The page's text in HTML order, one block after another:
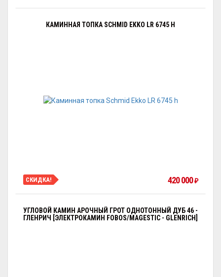
КАМИННАЯ ТОПКА SCHMID EKKO LR 6745 H
СКИДКА! 420 000 ₽
УГЛОВОЙ КАМИН АРОЧНЫЙ ГРОТ ОДНОТОННЫЙ ДУБ 46 -
ГЛЕНРИЧ [ЭЛЕКТРОКАМИН FOBOS/MAGESTIC - GLENRICH]